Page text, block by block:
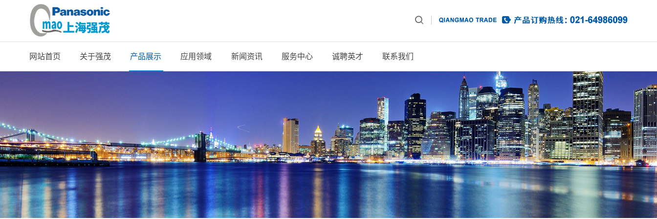
网站首页 关于强茂 产品展示 应用领域 新闻资讯 服务中心 诚聘英才 联系我们